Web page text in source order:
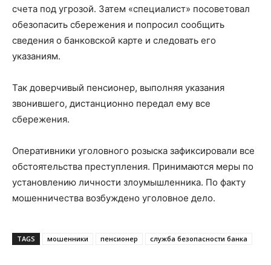
счета под угрозой. Затем «специалист» посоветовал
обезопасить сбережения и попросил сообщить
сведения о банковской карте и следовать его
указаниям.
Так доверчивый пенсионер, выполняя указания
звонившего, дистанционно передал ему все
сбережения.
Оперативники уголовного розыска зафиксировали все
обстоятельства преступления. Принимаются меры по
установлению личности злоумышленника. По факту
мошенничества возбуждено уголовное дело.
TAGS мошенники пенсионер служба безопасности банка